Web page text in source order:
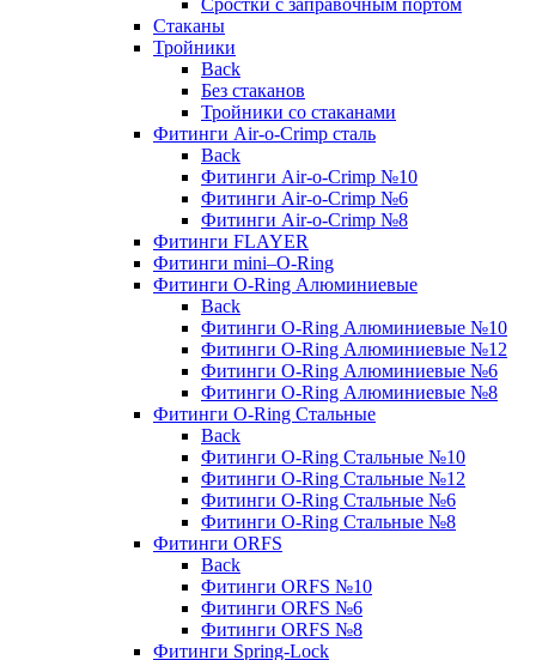
Стаканы
Тройники
Back
Без стаканов
Тройники со стаканами
Фитинги Air-o-Crimp сталь
Back
Фитинги Air-o-Crimp №10
Фитинги Air-o-Crimp №6
Фитинги Air-o-Crimp №8
Фитинги FLAYER
Фитинги mini–O-Ring
Фитинги O-Ring Алюминиевые
Back
Фитинги O-Ring Алюминиевые №10
Фитинги O-Ring Алюминиевые №12
Фитинги O-Ring Алюминиевые №6
Фитинги O-Ring Алюминиевые №8
Фитинги O-Ring Стальные
Back
Фитинги O-Ring Стальные №10
Фитинги O-Ring Стальные №12
Фитинги O-Ring Стальные №6
Фитинги O-Ring Стальные №8
Фитинги ORFS
Back
Фитинги ORFS №10
Фитинги ORFS №6
Фитинги ORFS №8
Фитинги Spring-Lock